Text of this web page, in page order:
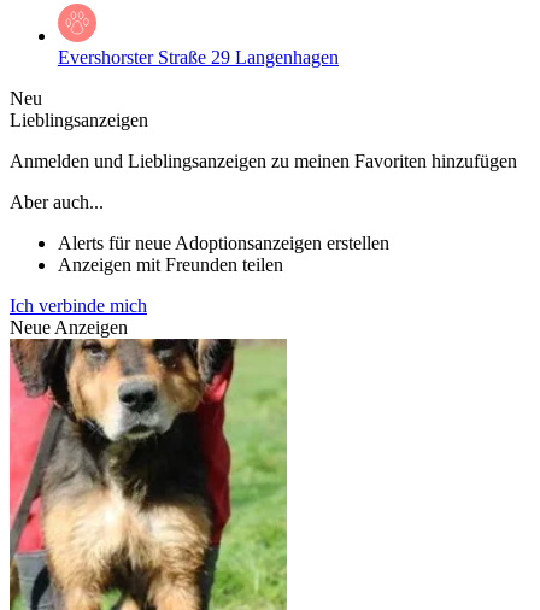
Evershorster Straße 29 Langenhagen
Neu
Lieblingsanzeigen
Anmelden und Lieblingsanzeigen zu meinen Favoriten hinzufügen
Aber auch...
Alerts für neue Adoptionsanzeigen erstellen
Anzeigen mit Freunden teilen
Ich verbinde mich
Neue Anzeigen